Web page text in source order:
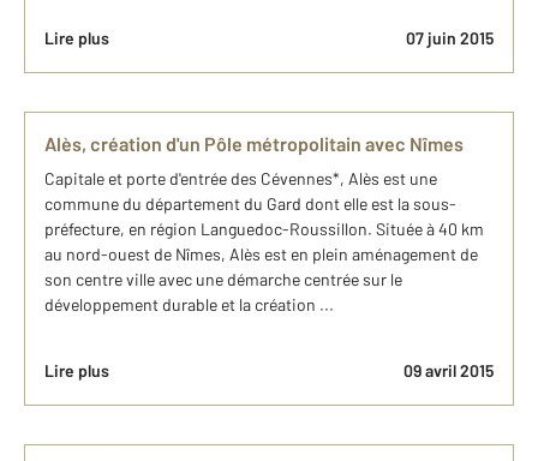
Lire plus 07 juin 2015
Alès, création d'un Pôle métropolitain avec Nîmes
Capitale et porte d'entrée des Cévennes*, Alès est une
commune du département du Gard dont elle est la sous-
préfecture, en région Languedoc-Roussillon. Située à 40 km
au nord-ouest de Nîmes, Alès est en plein aménagement de
son centre ville avec une démarche centrée sur le
développement durable et la création ...
Lire plus 09 avril 2015